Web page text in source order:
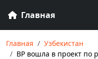
Главная
Главная
Узбекистан
BP вошла в проект по